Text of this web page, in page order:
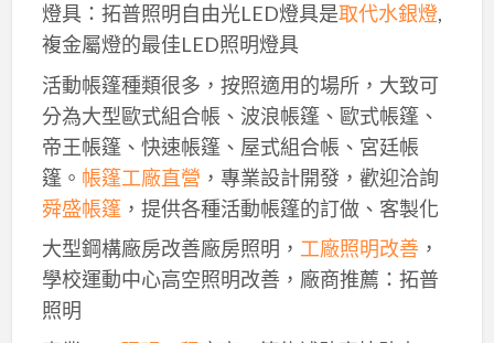
燈具：拓普照明自由光LED燈具是取代水銀燈,
複金屬燈的最佳LED照明燈具
活動帳篷種類很多，按照適用的場所，大致可
分為大型歐式組合帳、波浪帳篷、歐式帳篷、
帝王帳篷、快速帳篷、屋式組合帳、宮廷帳
篷。 帳篷工廠直營 ，專業設計開發，歡迎洽詢
舜盛帳篷，提供各種活動帳篷的訂做、客製化
大型鋼構廠房改善廠房照明， 工廠照明改善，
學校運動中心高空照明改善，廠商推薦：拓普
照明